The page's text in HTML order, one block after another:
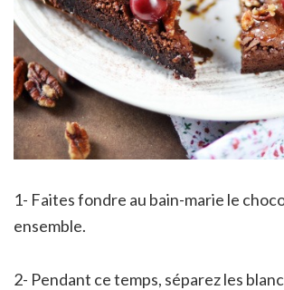
1- Faites fondre au bain-marie le
ensemble.
2- Pendant ce temps, séparez les